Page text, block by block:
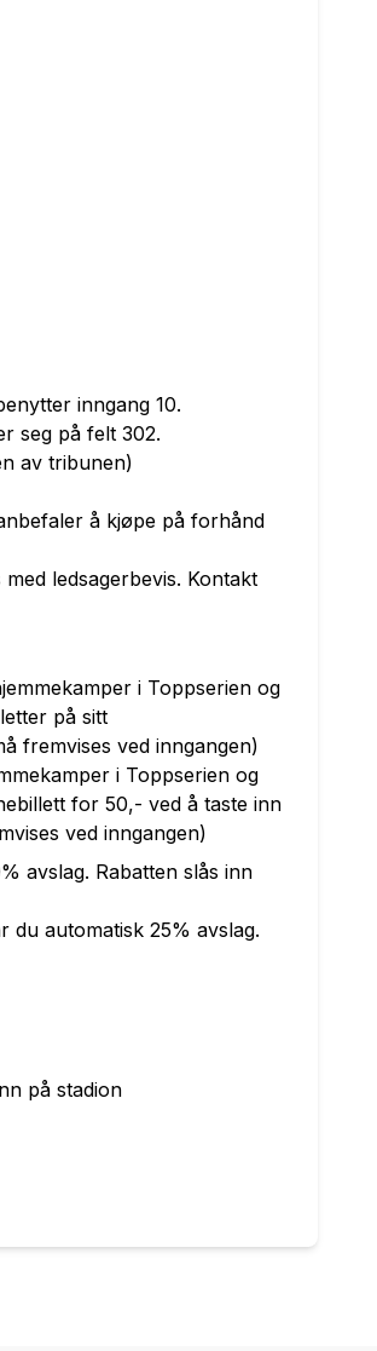
inngang 10.
seg på felt 302.
av tribunen)
å kjøpe på forhånd
ledsagerbevis. Kontakt
i Toppserien og
på sitt
fremvises ved inngangen)
i Toppserien og
for 50,- ved å taste inn
ved inngangen)
avslag. Rabatten slås inn
du automatisk 25% avslag.
på stadion